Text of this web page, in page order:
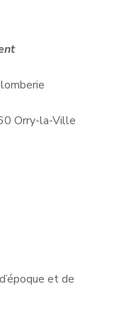
Orry-la-Ville
et de